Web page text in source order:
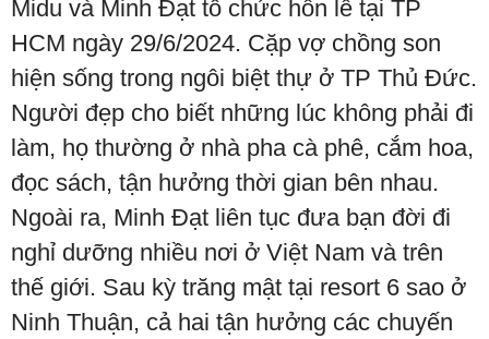
Midu và Minh Đạt tổ chức hôn lễ tại TP
HCM ngày 29/6/2024. Cặp vợ chồng son
hiện sống trong ngôi biệt thự ở TP Thủ Đức.
Người đẹp cho biết những lúc không phải đi
làm, họ thường ở nhà pha cà phê, cắm hoa,
đọc sách, tận hưởng thời gian bên nhau.
Ngoài ra, Minh Đạt liên tục đưa bạn đời đi
nghỉ dưỡng nhiều nơi ở Việt Nam và trên
thế giới. Sau kỳ trăng mật tại resort 6 sao ở
Ninh Thuận, cả hai tận hưởng các chuyến